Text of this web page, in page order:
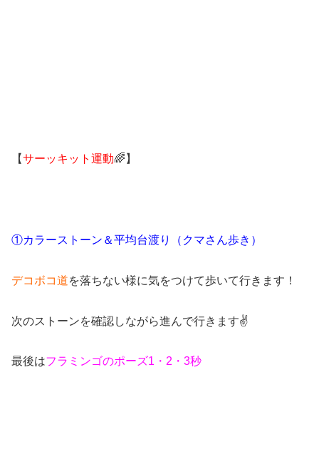
【サーッキット運動🌈】
①カラーストーン＆平均台渡り（クマさん歩き）
デコボコ道を落ちない様に気をつけて歩いて行きます！
次のストーンを確認しながら進んで行きます✌
最後はフラミンゴのポーズ1・2・3秒